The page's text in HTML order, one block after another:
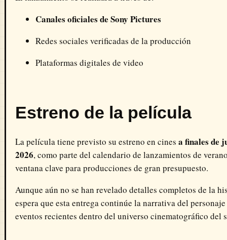
Canales oficiales de Sony Pictures
Redes sociales verificadas de la producción
Plataformas digitales de video
Estreno de la película
La película tiene previsto su estreno en cines a finales de
2026, como parte del calendario de lanzamientos de
ventana clave para producciones de gran presupuesto.
Aunque aún no se han revelado detalles completos de la
espera que esta entrega continúe la narrativa del
eventos recientes dentro del universo cinematográfico del